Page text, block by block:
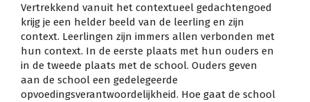
Vertrekkend vanuit het contextueel gedachtengoed
krijg je een helder beeld van de leerling en zijn
context. Leerlingen zijn immers allen verbonden met
hun context. In de eerste plaats met hun ouders en
in de tweede plaats met de school. Ouders geven
aan de school een gedelegeerde
opvoedingsverantwoordelijkheid. Hoe gaat de school